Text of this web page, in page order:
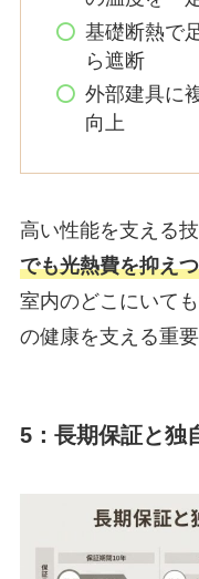
基礎断熱で
ら遮断
外部建具に
向上
高い性能を支える
でも光熱費を抑え
室内のどこにいて
の健康を支える重要
5：長期保証と独